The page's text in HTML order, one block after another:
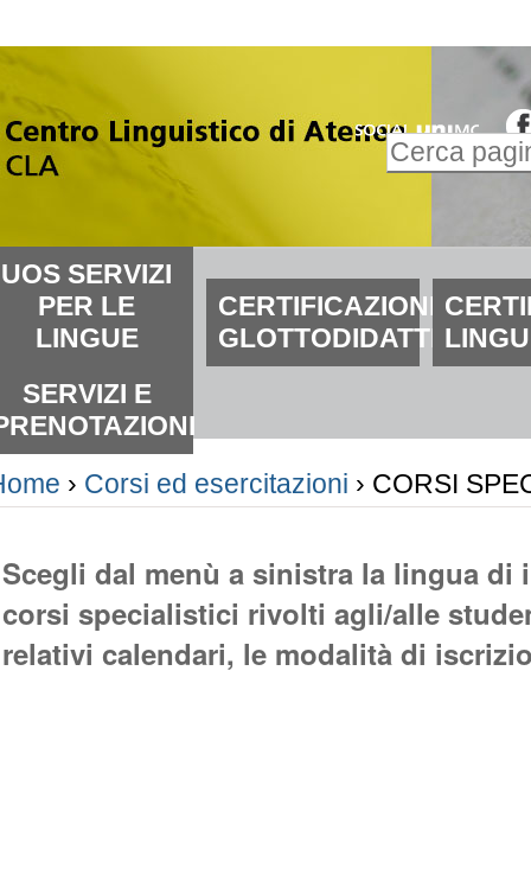
Inserire il
UOS SERVIZI
PER LE
LINGUE
CERTIFICAZIONI
GLOTTODIDATTICHE
SERVIZI E
› Corsi ed esercitazioni › CORSI
Scegli dal menù a sinistra la lingua
corsi specialistici rivolti agli/alle
relativi calendari, le modalità di